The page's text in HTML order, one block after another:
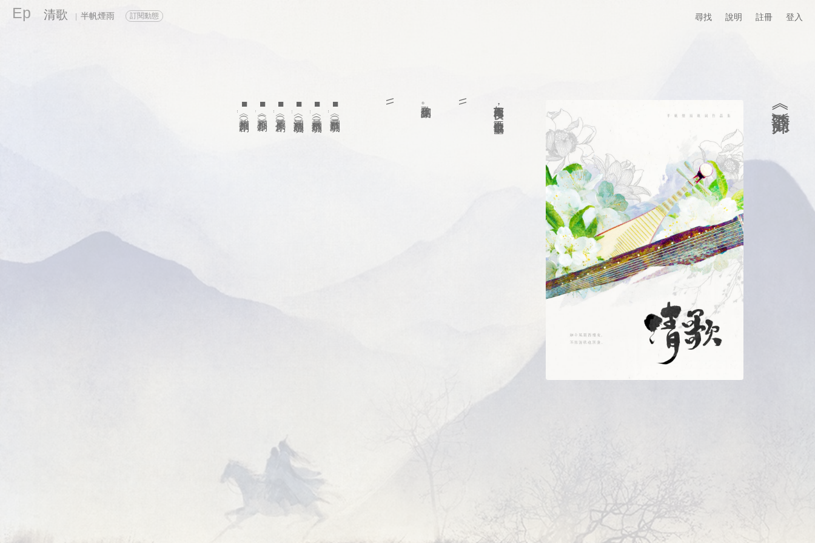
Ep 清歌 半帆煙雨 訂閱動態 尋找 說明 註冊 登入
如今風雨西樓夜，不聽清歌也淚垂。
\\
歌詞作品集。
\\
■
（翻填）
■
（翻填）
■
（翻填）
■
（原創）
■
■
（原創）